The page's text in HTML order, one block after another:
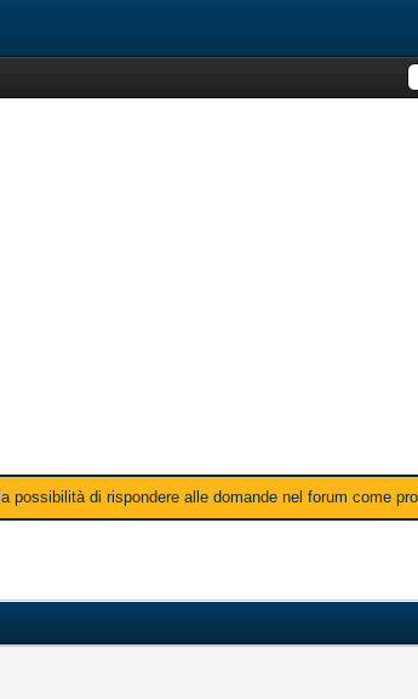
possibilità di rispondere alle domande nel forum come